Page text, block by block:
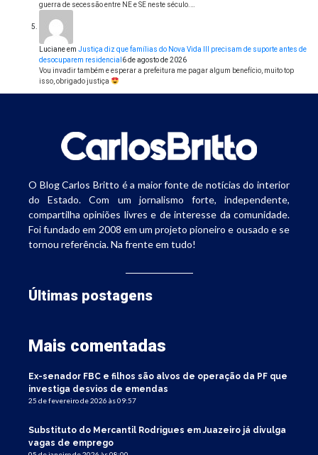
guerra de secessão entre NE e SE neste século.…
Lucianeem Justiça diz que famílias do Nova Vida III precisam de suporte antes de
desocuparem residencial 6 de agosto de 2026
Vou invadir também e esperar a prefeitura me pagar algum benefício, muito top
isso, obrigado justiça
O Blog Carlos Britto é a maior fonte de notícias do interior
do Estado. Com um jornalismo forte, independente,
compartilha opiniões livres e de interesse da comunidade.
Foi fundado em 2008 em um projeto pioneiro e ousado e se
tornou referência. Na frente em tudo!
Últimas postagens
Mais comentadas
Ex-senador FBC e filhos são alvos de operação da PF que
investiga desvios de emendas
25 de fevereiro de 2026 às 09:57
Substituto do Mercantil Rodrigues em Juazeiro já divulga
vagas de emprego